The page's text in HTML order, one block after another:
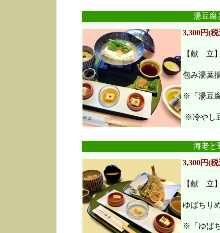
湯豆腐
3,300円(
【献 立
包み湯葉
※「湯豆
※冷やし
海老
3,300円(
【献 立
ゆばちり
※「ゆば